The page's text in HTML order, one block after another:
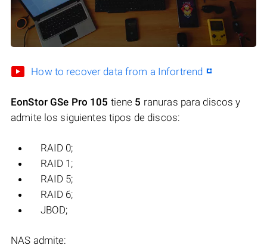
How to recover data from a Infortrend
EonStor GSe Pro 105 tiene 5 ranuras para discos y
admite los siguientes tipos de discos:
RAID 0;
RAID 1;
RAID 5;
RAID 6;
JBOD;
NAS admite: